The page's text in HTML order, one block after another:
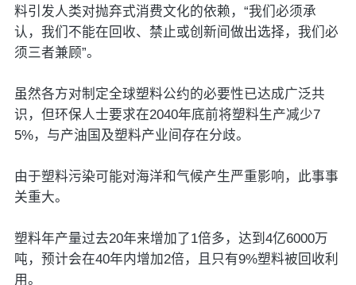
料引发人类对抛弃式消费文化的依赖，“我们必须承
认，我们不能在回收、禁止或创新间做出选择，我们必
须三者兼顾”。
虽然各方对制定全球塑料公约的必要性已达成广泛共
识，但环保人士要求在2040年底前将塑料生产减少7
5%，与产油国及塑料产业间存在分歧。
由于塑料污染可能对海洋和气候产生严重影响，此事事
关重大。
塑料年产量过去20年来增加了1倍多，达到4亿6000万
吨，预计会在40年内增加2倍，且只有9%塑料被回收利
用。